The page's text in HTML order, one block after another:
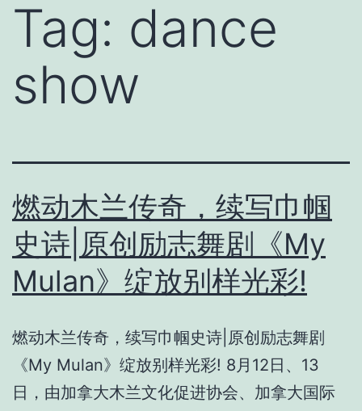
Tag: dance
show
燃动木兰传奇，续写巾帼
史诗|原创励志舞剧《My
Mulan》绽放别样光彩!
燃动木兰传奇，续写巾帼史诗|原创励志舞剧
《My Mulan》绽放别样光彩! 8月12日、13
日，由加拿大木兰文化促进协会、加拿大国际